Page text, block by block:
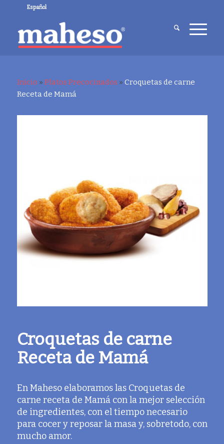
Español
Inicio » Platos Precocinados » Croquetas de carne
Receta de Mamá
Croquetas de carne
Receta de Mamá
En Maheso elaboramos las Croquetas de
carne receta de Mamá con la mejor selección
de ingredientes, con el tiempo necesario
para cocer y reposar la masa y, sobretodo, con
mucho amor.